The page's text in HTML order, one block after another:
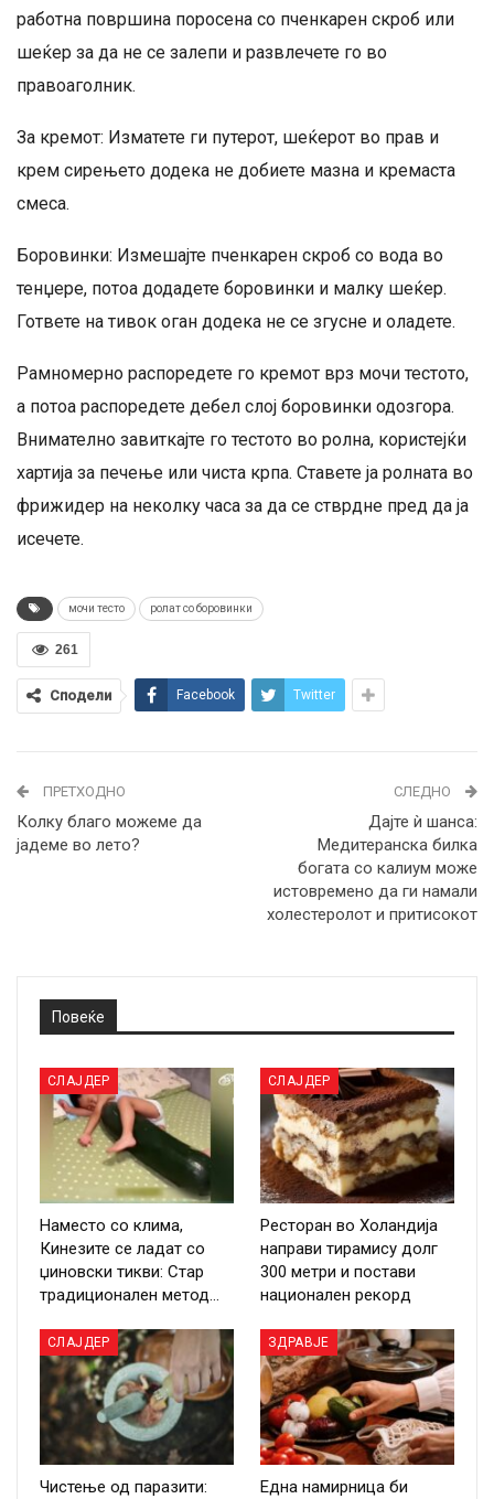
работна површина поросена со пченкарен скроб или
шеќер за да не се залепи и развлечете го во
правоаголник.
За кремот: Изматете ги путерот, шеќерот во прав и
крем сирењето додека не добиете мазна и кремаста
смеса.
Боровинки: Измешајте пченкарен скроб со вода во
тенџере, потоа додадете боровинки и малку шеќер.
Гответе на тивок оган додека не се згусне и оладете.
Рамномерно распоредете го кремот врз мочи тестото,
а потоа распоредете дебел слој боровинки одозгора.
Внимателно завиткајте го тестото во ролна, користејќи
хартија за печење или чиста крпа. Ставете ја ролната во
фрижидер на неколку часа за да се стврдне пред да ја
исечете.
мочи тесто ролат со боровинки
261
Сподели Facebook Twitter
ПРЕТХОДНО
Колку благо можеме да
јадеме во лето?
СЛЕДНО
Дајте ѝ шанса:
Медитеранска билка
богата со калиум може
истовремено да ги намали
холестеролот и притисокот
Повеќе
СЛАЈДЕР
Наместо со клима,
Кинезите се ладат со
џиновски тикви: Стар
традиционален метод…
СЛАЈДЕР
Ресторан во Холандија
направи тирамису долг
300 метри и постави
национален рекорд
СЛАЈДЕР
Чистење од паразити:
ЗДРАВЈЕ
Една намирница би